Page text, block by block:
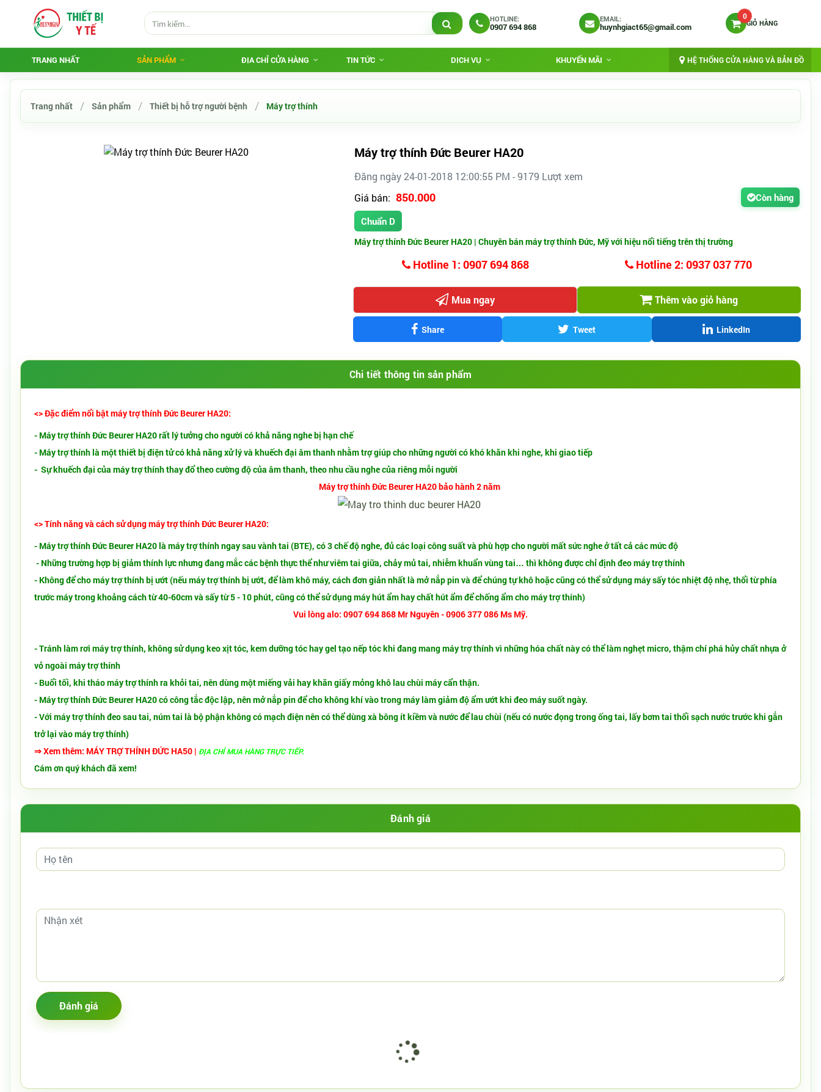
HOTLINE:
0907 694 868
EMAIL:
huynhgiact65@gmail.com
0
GIỎ HÀNG
TRANG NHẤT SẢN PHẨM ĐỊA CHỈ CỬA HÀNG TIN TỨC DỊCH VỤ KHUYẾN MÃI HỆ THỐNG CỬA HÀNG VÀ BẢN ĐỒ
Trang nhất Sản phẩm Thiết bị hỗ trợ người bệnh Máy trợ thính
Máy trợ thính Đức Beurer HA20
Đăng ngày 24-01-2018 12:00:55 PM - 9179 Lượt xem
Giá bán: 850.000
Còn hàng
Chuẩn D
Máy trợ thính Đức Beurer HA20 | Chuyên bán máy trợ thính Đức, Mỹ với hiệu nổi tiếng trên thị trường
Hotline 1: 0907 694 868 Hotline 2: 0937 037 770
Mua ngay Thêm vào giỏ hàng
Share Tweet LinkedIn
Chi tiết thông tin sản phẩm
<> Đặc điểm nổi bật máy trợ thính Đức Beurer HA20:
- Máy trợ thính Đức Beurer HA20 rất lý tưởng cho người có khả năng nghe bị hạn chế
- Máy trợ thính là một thiết bị điện tử có khả năng xử lý và khuếch đại âm thanh nhằm trợ giúp cho những người có khó khăn khi nghe, khi giao tiếp
- Sự khuếch đại của máy trợ thính thay đổ theo cường độ của âm thanh, theo nhu cầu nghe của riêng mỗi người
Máy trợ thính Đức Beurer HA20 bảo hành 2 năm
<> Tính năng và cách sử dụng máy trợ thính Đức Beurer HA20:
- Máy trợ thính Đức Beurer HA20 là máy trợ thính ngay sau vành tai (BTE), có 3 chế độ nghe, đủ các loại công suất và phù hợp cho người mất sức nghe ở tất cả các mức độ
- Những trường hợp bị giảm thính lực nhưng đang mắc các bệnh thực thể như viêm tai giữa, chảy mủ tai, nhiễm khuẩn vùng tai… thì không được chỉ định đeo máy trợ thính
- Không để cho máy trợ thính bị ướt (nếu máy trợ thính bị ướt, để làm khô máy, cách đơn giản nhất là mở nắp pin và để chúng tự khô hoặc cũng có thể sử dụng máy sấy tóc nhiệt độ nhẹ, thổi từ phía
trước máy trong khoảng cách từ 40-60cm và sấy từ 5 - 10 phút, cũng có thể sử dụng máy hút ẩm hay chất hút ẩm để chống ẩm cho máy trợ thính)
Vui lòng alo: 0907 694 868 Mr Nguyên - 0906 377 086 Ms Mỹ.
- Tránh làm rơi máy trợ thính, không sử dụng keo xịt tóc, kem dưỡng tóc hay gel tạo nếp tóc khi đang mang máy trợ thính vì những hóa chất này có thể làm nghẹt micro, thậm chí phá hủy chất nhựa ở
vỏ ngoài máy trợ thính
- Buổi tối, khi tháo máy trợ thính ra khỏi tai, nên dùng một miếng vải hay khăn giấy mỏng khô lau chùi máy cẩn thận.
- Máy trợ thính Đức Beurer HA20 có công tắc độc lập, nên mở nắp pin để cho không khí vào trong máy làm giảm độ ẩm ướt khi đeo máy suốt ngày.
- Với máy trợ thính đeo sau tai, núm tai là bộ phận không có mạch điện nên có thể dùng xà bông ít kiềm và nước để lau chùi (nếu có nước đọng trong ống tai, lấy bơm tai thổi sạch nước trước khi gắn
trở lại vào máy trợ thính)
⇒ Xem thêm: MÁY TRỢ THÍNH ĐỨC HA50 | ĐỊA CHỈ MUA HÀNG TRỰC TIẾP.
Cám ơn quý khách đã xem!
Đánh giá